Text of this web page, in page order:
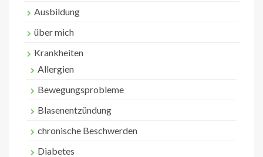
Ausbildung
über mich
Krankheiten
Allergien
Bewegungsprobleme
Blasenentzündung
chronische Beschwerden
Diabetes